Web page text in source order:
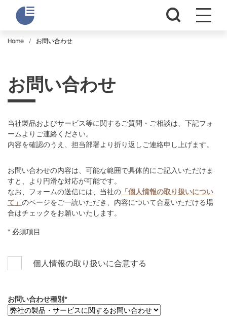
Home お問い合わせ
お問い合わせ
当社製品およびサービス等に関するご質問・ご相談は、下記フォ
ームよりご連絡ください。
内容を確認のうえ、担当部署より折り返しご連絡申し上げます。
お問い合わせの内容は、可能な範囲で具体的にご記入いただけま
すと、より円滑な対応が可能です。
なお、フォームの送信には、当社の 「個人情報の取り扱いについ
て」 のページをご一読いただき、内容について合意いただける場
合はチェックをお願いいたします。
* 必須項目
個人情報の取り扱いに合意する
お問い合わせ種別*